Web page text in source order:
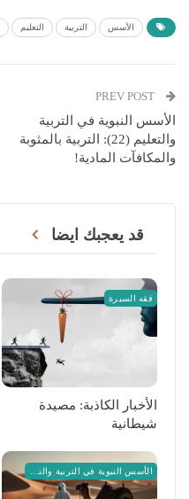
الأسس التربية التعليم
الأسس النبوية في التربية
والتعليم (22): التربية بالمثوبة
والمكافآت المادية!
قد يعجبك ايضا
فقه السيرة
الأخبار الكاذبة: مصيدة
شيطانية
الأسس النبوية في التربية والتعليم